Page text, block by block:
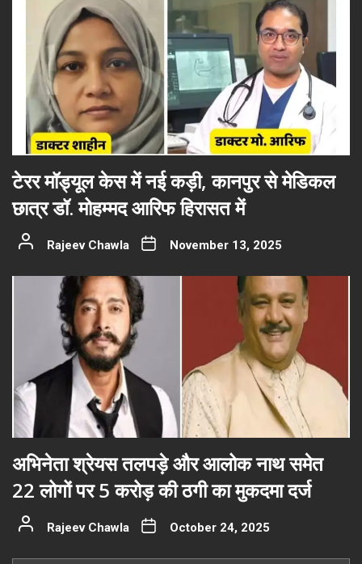
टेरर मॉड्यूल केस में नई कड़ी, कानपुर से मेडिकल
छात्र डॉ. मोहम्मद आरिफ हिरासत में
Rajeev Chawla November 13, 2025
अभिनेता श्रेयस तलपड़े और आलोक नाथ समेत
22 लोगों पर 5 करोड़ की ठगी का मुकदमा दर्ज
Rajeev Chawla October 24, 2025